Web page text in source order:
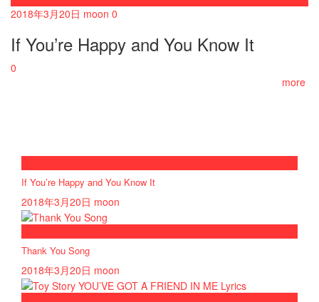
2018年3月20日 moon 0
If You’re Happy and You Know It
0
more
If You’re Happy and You Know It
2018年3月20日 moon
Thank You Song
2018年3月20日 moon